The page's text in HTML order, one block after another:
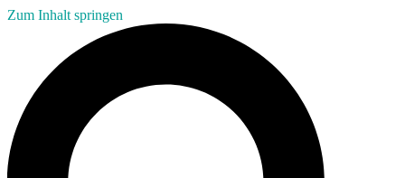
Zum Inhalt springen